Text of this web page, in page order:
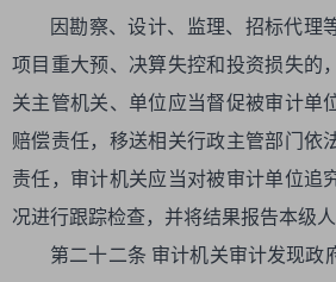
因勘察、设计、监理、招标代理
项目重大预、决算失控和投资损失的
关主管机关、单位应当督促被审计单
赔偿责任，移送相关行政主管部门依
责任，审计机关应当对被审计单位追
况进行跟踪检查，并将结果报告本级人
第二十二条 审计机关审计发现政